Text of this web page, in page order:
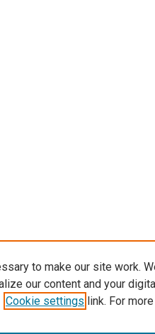
to make our site work.
our content and your
Cookie settings link. For